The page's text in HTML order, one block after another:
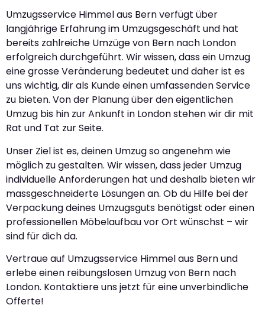
Umzugsservice Himmel aus Bern verfügt über
langjährige Erfahrung im Umzugsgeschäft und hat
bereits zahlreiche Umzüge von Bern nach London
erfolgreich durchgeführt. Wir wissen, dass ein Umzug
eine grosse Veränderung bedeutet und daher ist es
uns wichtig, dir als Kunde einen umfassenden Service
zu bieten. Von der Planung über den eigentlichen
Umzug bis hin zur Ankunft in London stehen wir dir mit
Rat und Tat zur Seite.
Unser Ziel ist es, deinen Umzug so angenehm wie
möglich zu gestalten. Wir wissen, dass jeder Umzug
individuelle Anforderungen hat und deshalb bieten wir
massgeschneiderte Lösungen an. Ob du Hilfe bei der
Verpackung deines Umzugsguts benötigst oder einen
professionellen Möbelaufbau vor Ort wünschst – wir
sind für dich da.
Vertraue auf Umzugsservice Himmel aus Bern und
erlebe einen reibungslosen Umzug von Bern nach
London. Kontaktiere uns jetzt für eine unverbindliche
Offerte!